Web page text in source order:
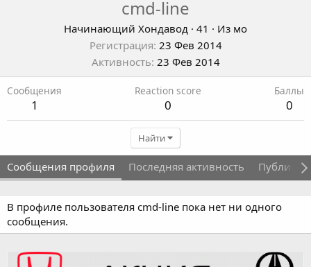
cmd-line
Начинающий Хондавод · 41 · Из мо
Регистрация 23 Фев 2014
Активность 23 Фев 2014
Сообщения
1
Reaction score
0
Баллы
0
Найти
Сообщения профиля Последняя активность
В профиле пользователя cmd-line пока нет ни одного
сообщения.